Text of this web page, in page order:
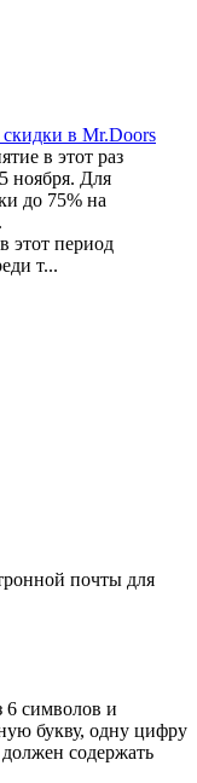
в Mr.Doors
в этот раз
ноября. Для
до 75% на
этот период
т...
почты для
6 символов и
букву, одну цифру
содержать